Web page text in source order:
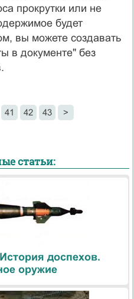
прокрутки или не
будет
вы можете создавать
в документе" без
41 42 43 >
статьи:
доспехов.
оружие